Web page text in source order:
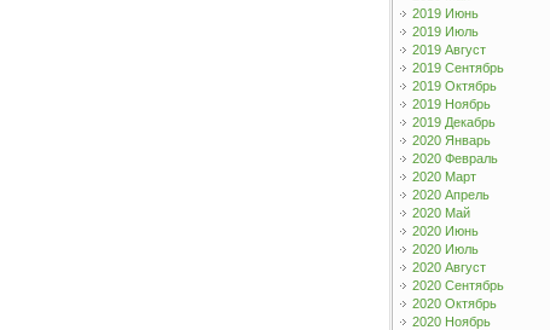
2019 Июнь
2019 Июль
2019 Август
2019 Сентябрь
2019 Октябрь
2019 Ноябрь
2019 Декабрь
2020 Январь
2020 Февраль
2020 Март
2020 Апрель
2020 Май
2020 Июнь
2020 Июль
2020 Август
2020 Сентябрь
2020 Октябрь
2020 Ноябрь